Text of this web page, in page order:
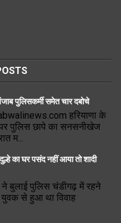
पुलिसकर्मी समेत चार दबोचे
हरियाणा के
पुलिस छापे का सनसनीखेज
म...
का घर पसंद नहीं आया तो शादी
बुलाई पुलिस चंडीगढ़ में रहने
से हुआ था विवाह